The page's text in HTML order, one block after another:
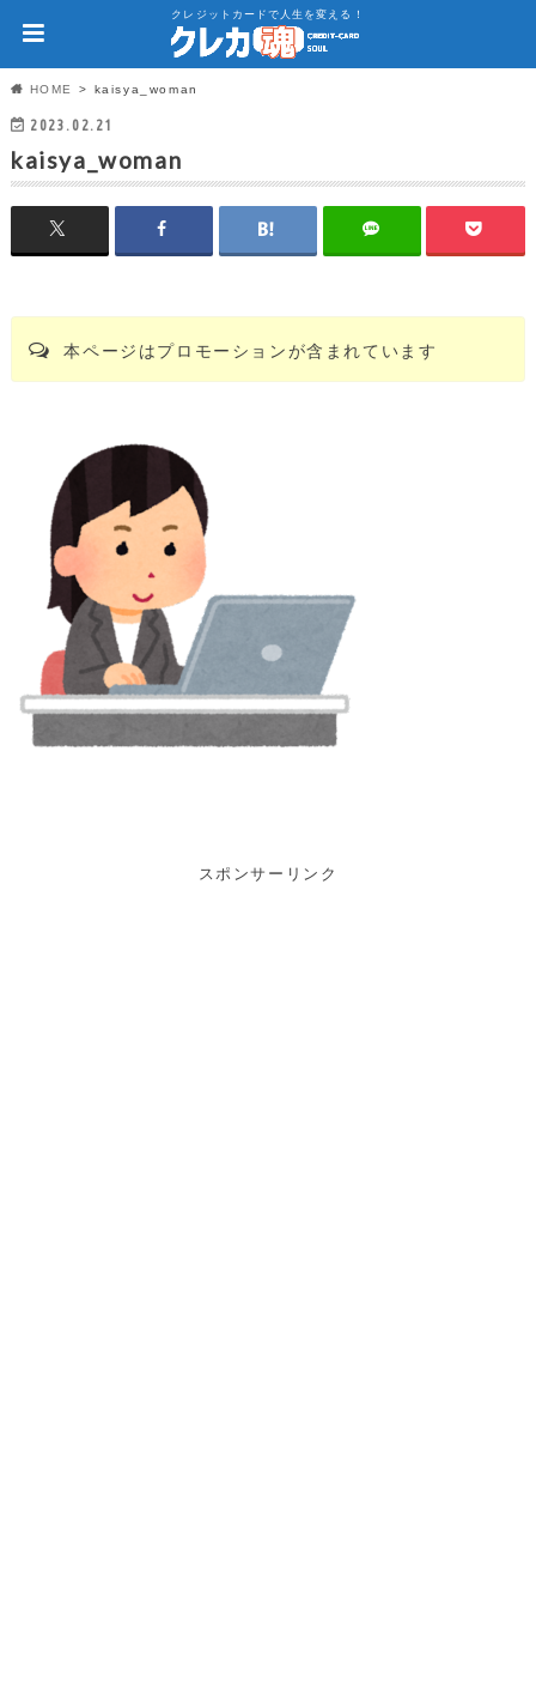
クレジットカードで人生を変える！
HOME kaisya_woman
2023.02.21
kaisya_woman
本ページはプロモーションが含まれています
スポンサーリンク